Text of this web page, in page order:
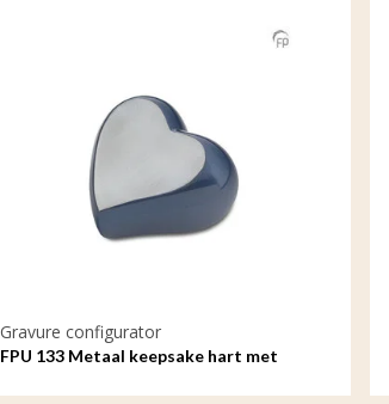
Gravure configurator
FPU 133 Metaal keepsake hart met